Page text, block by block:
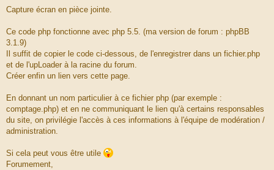
Capture écran en pièce jointe.
Ce code php fonctionne avec php 5.5. (ma version de forum : phpBB
3.1.9)
Il suffit de copier le code ci-dessous, de l'enregistrer dans un fichier.php
et de l'upLoader à la racine du forum.
Créer enfin un lien vers cette page.
En donnant un nom particulier à ce fichier php (par exemple :
comptage.php) et en ne communiquant le lien qu'à certains responsables
du site, on privilégie l'accès à ces informations à l'équipe de modération /
administration.
Si cela peut vous être utile
Forumement,